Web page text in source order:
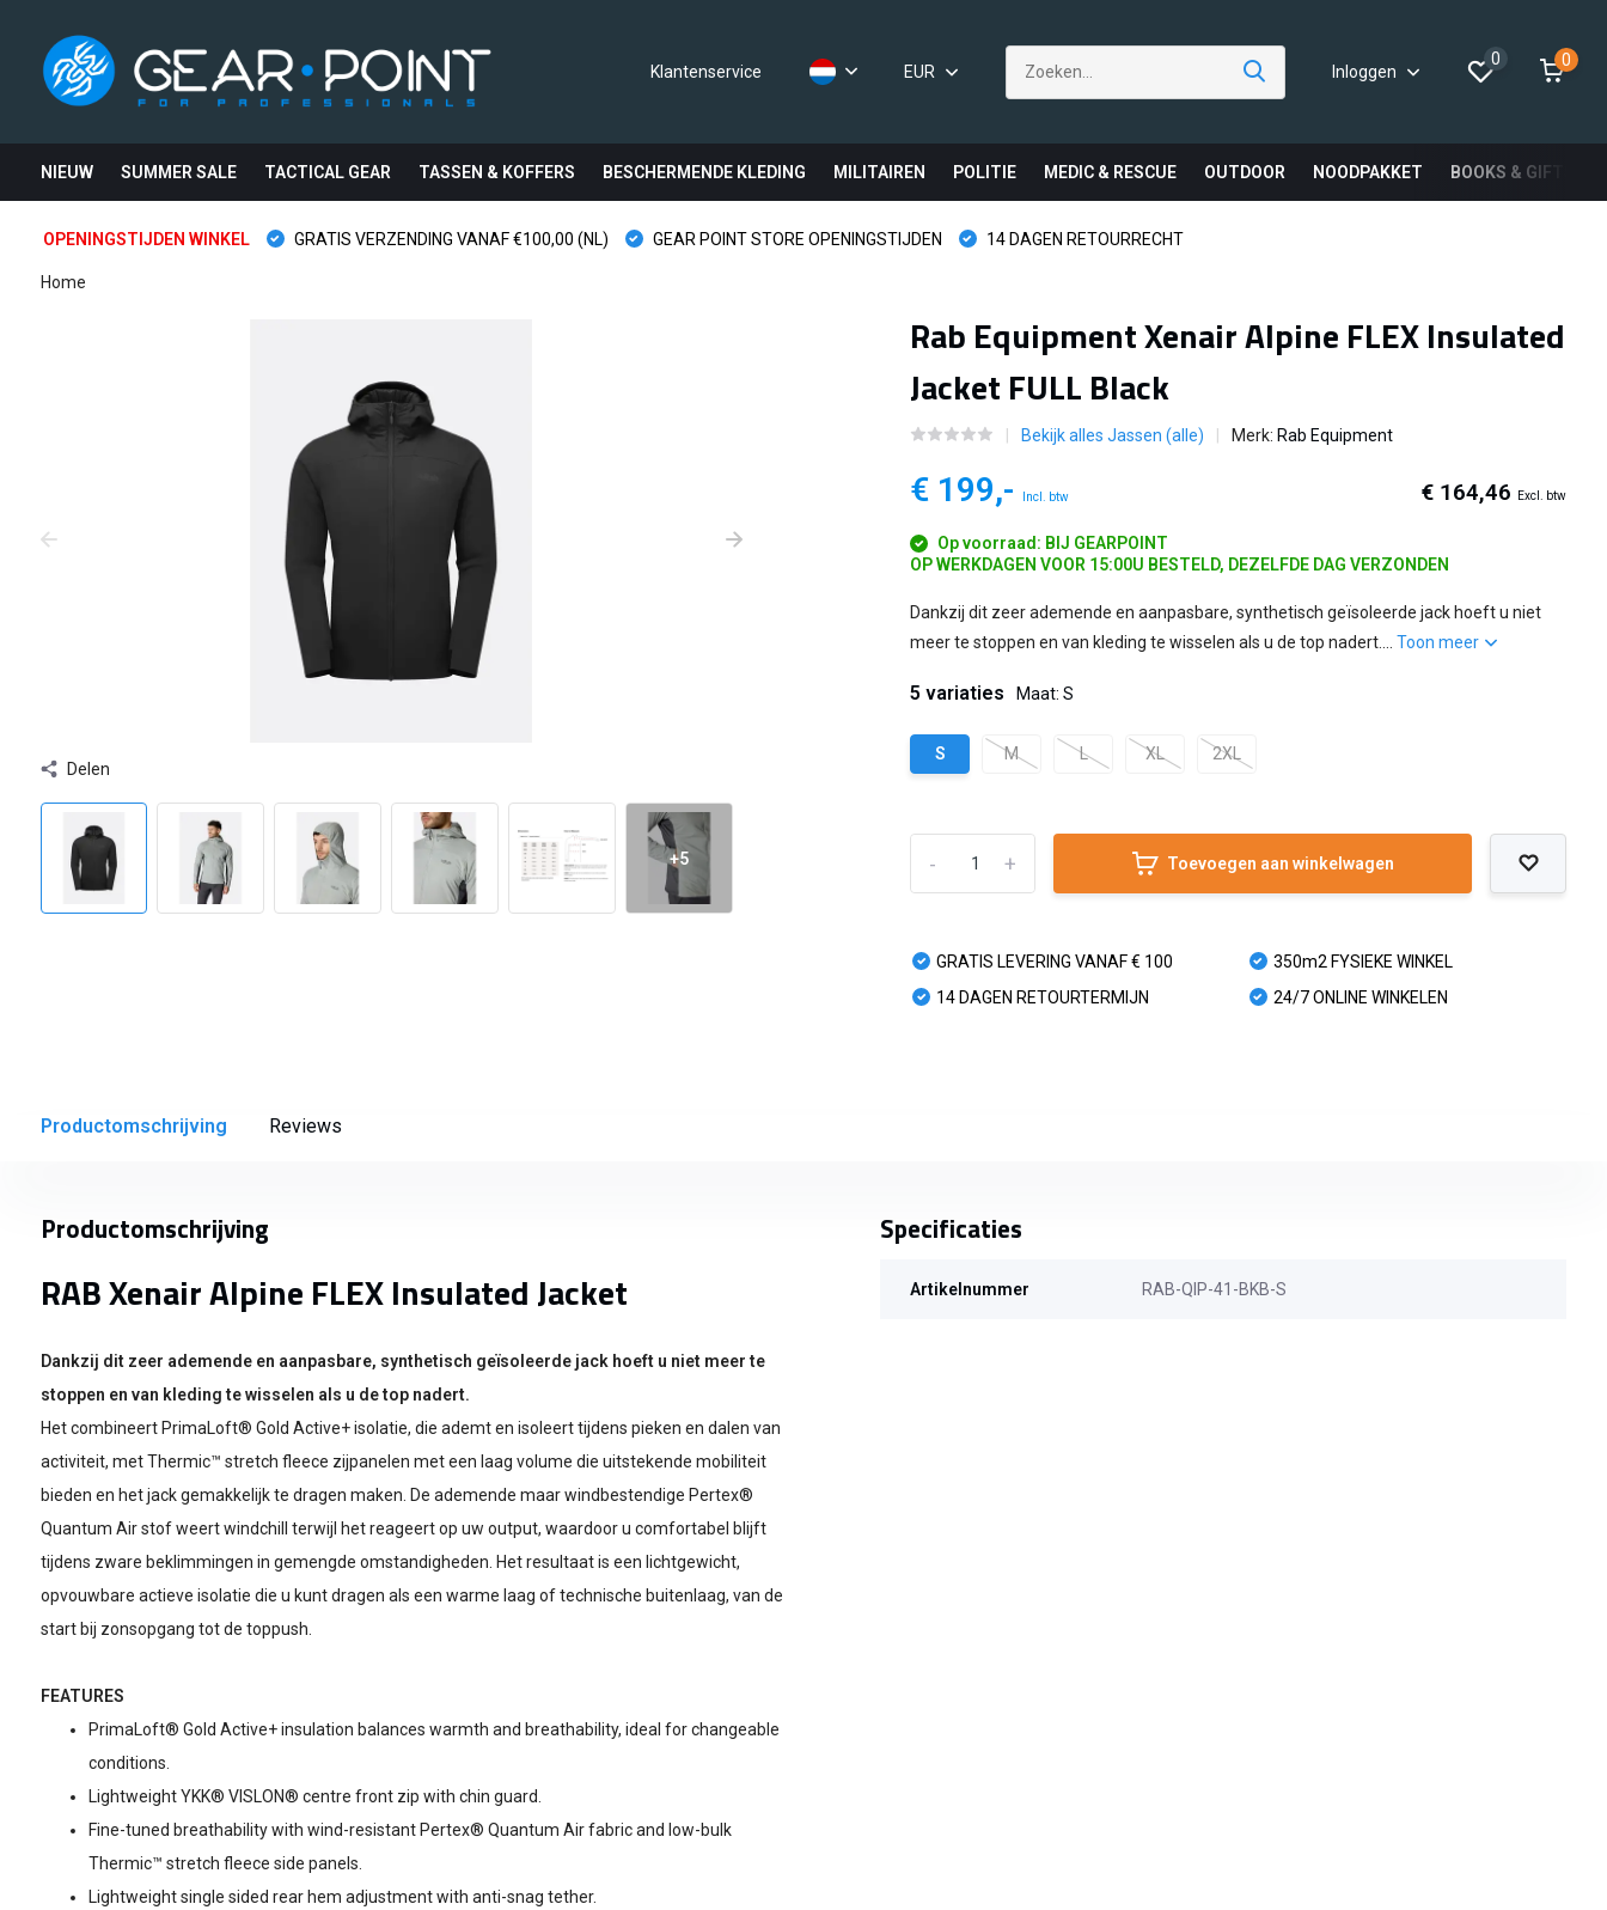
Klantenservice EUR Inloggen
0 0
NIEUW SUMMER SALE TACTICAL GEAR TASSEN & KOFFERS BESCHERMENDE KLEDING MILITAIREN POLITIE MEDIC & RESCUE OUTDOOR NOODPAKKET BOOKS & GIFTS
OPENINGSTIJDEN WINKEL GRATIS VERZENDING VANAF €100,00 (NL) GEAR POINT STORE OPENINGSTIJDEN 14 DAGEN RETOURRECHT
Home
Delen
+5
Rab Equipment Xenair Alpine FLEX Insulated
Jacket FULL Black
Bekijk alles Jassen (alle) Merk: Rab Equipment
€ 199,- Incl. btw € 164,46 Excl. btw
Op voorraad: BIJ GEARPOINT
OP WERKDAGEN VOOR 15:00U BESTELD, DEZELFDE DAG VERZONDEN
Dankzij dit zeer ademende en aanpasbare, synthetisch geïsoleerde jack hoeft u niet
meer te stoppen en van kleding te wisselen als u de top nadert....Toon meer
5 variaties Maat: S
S M L XL 2XL
+
- Toevoegen aan winkelwagen
GRATIS LEVERING VANAF € 100
14 DAGEN RETOURTERMIJN
350m2 FYSIEKE WINKEL
24/7 ONLINE WINKELEN
Productomschrijving Reviews
Productomschrijving
RAB Xenair Alpine FLEX Insulated Jacket
Dankzij dit zeer ademende en aanpasbare, synthetisch geïsoleerde jack hoeft u niet meer te
stoppen en van kleding te wisselen als u de top nadert.
Het combineert PrimaLoft® Gold Active+ isolatie, die ademt en isoleert tijdens pieken en dalen van
activiteit, met Thermic™ stretch fleece zijpanelen met een laag volume die uitstekende mobiliteit
bieden en het jack gemakkelijk te dragen maken. De ademende maar windbestendige Pertex®
Quantum Air stof weert windchill terwijl het reageert op uw output, waardoor u comfortabel blijft
tijdens zware beklimmingen in gemengde omstandigheden. Het resultaat is een lichtgewicht,
opvouwbare actieve isolatie die u kunt dragen als een warme laag of technische buitenlaag, van de
start bij zonsopgang tot de toppush.
FEATURES
PrimaLoft® Gold Active+ insulation balances warmth and breathability, ideal for changeable
conditions.
Lightweight YKK® VISLON® centre front zip with chin guard.
Fine-tuned breathability with wind-resistant Pertex® Quantum Air fabric and low-bulk
Thermic™ stretch fleece side panels.
Lightweight single sided rear hem adjustment with anti-snag tether.
Specificaties
Artikelnummer RAB-QIP-41-BKB-S